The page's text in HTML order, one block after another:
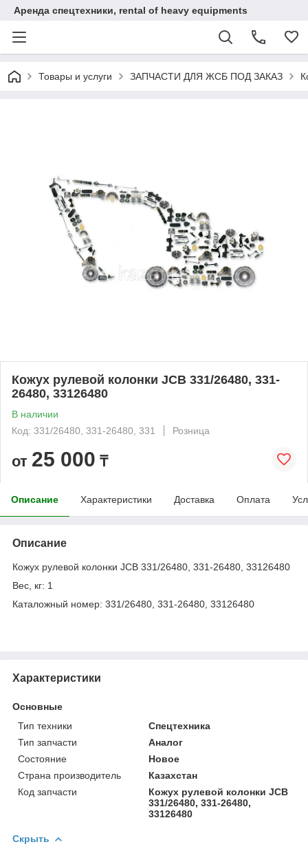
Аренда спецтехники, rental of heavy equipments
Товары и услуги ЗАПЧАСТИ ДЛЯ ЖСБ ПОД ЗАКАЗ
Кожух рулевой колонки JCB 331/26480, 331-
26480, 33126480
В наличии
Код: 331/26480, 331-26480, 331
Розница
от 25 000 ₸
Описание Характеристики Доставка Оплата
Описание
Кожух рулевой колонки JCB 331/26480, 331-26480, 33126480
Вес, кг: 1
Каталожный номер: 331/26480, 331-26480, 33126480
Характеристики
Основные
Тип техники
Спецтехника
Тип запчасти
Аналог
Состояние
Новое
Страна производитель
Казахстан
Код запчасти
Кожух рулевой колонки JCB
331/26480, 331-26480,
33126480
Скрыть